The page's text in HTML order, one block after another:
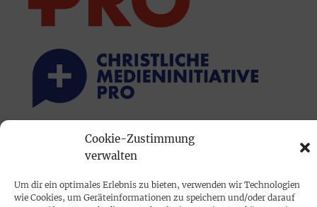
Cookie-Zustimmung
verwalten
Um dir ein optimales Erlebnis zu bieten, verwenden wir Technologien
wie Cookies, um Geräteinformationen zu speichern und/oder darauf
PRINTAUSGABE